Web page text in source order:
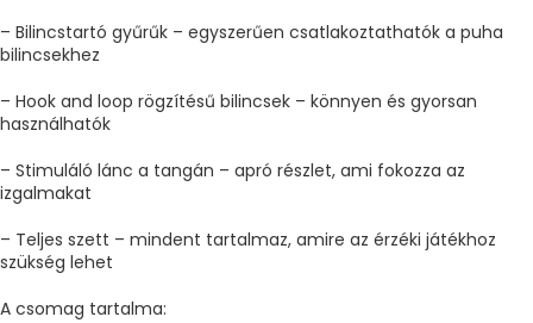
– Bilincstartó gyűrűk – egyszerűen csatlakoztathatók a puha
bilincsekhez
– Hook and loop rögzítésű bilincsek – könnyen és gyorsan
használhatók
– Stimuláló lánc a tangán – apró részlet, ami fokozza az
izgalmakat
– Teljes szett – mindent tartalmaz, amire az érzéki játékhoz
szükség lehet
A csomag tartalma: